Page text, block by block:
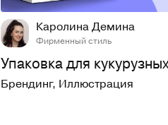
Каролина Демина
Фирменный стиль
Упаковка для
Брендинг, Иллюстрация